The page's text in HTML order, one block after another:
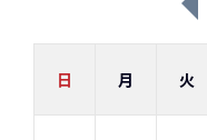
日 月 火